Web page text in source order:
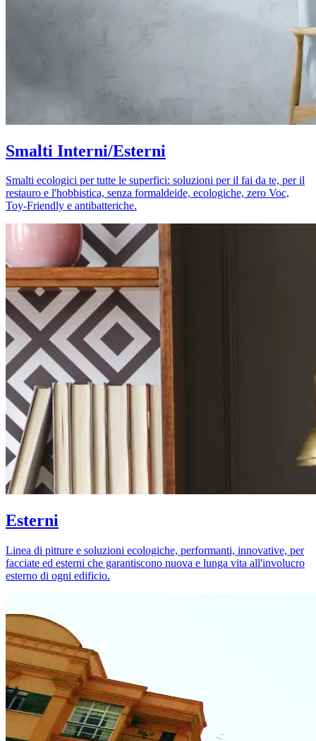
Smalti Interni/Esterni
Smalti ecologici per tutte le superfici: soluzioni per il fai da te, per il
restauro e l'hobbistica, senza formaldeide, ecologiche, zero Voc,
Toy-Friendly e antibatteriche.
Esterni
Linea di pitture e soluzioni ecologiche, performanti, innovative, per
facciate ed esterni che garantiscono nuova e lunga vita all'involucro
esterno di ogni edificio.